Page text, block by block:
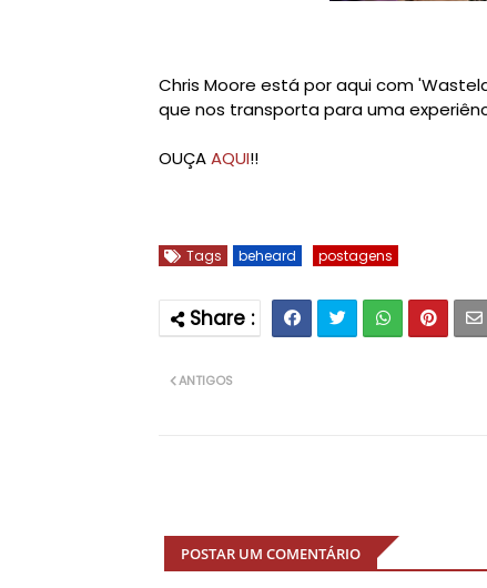
Chris Moore está por aqui com
que nos transporta para uma
OUÇAAQUI!!
Tags beheard postagens
ANTIGOS
POSTAR UM COMENTÁRIO